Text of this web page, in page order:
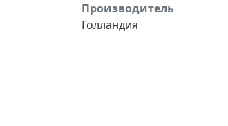
Производитель
Голландия